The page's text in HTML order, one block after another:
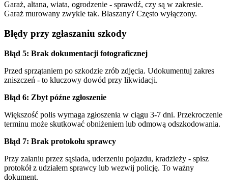
Garaż, altana, wiata, ogrodzenie - sprawdź, czy są w zakresie.
Garaż murowany zwykle tak. Blaszany? Często wyłączony.
Błędy przy zgłaszaniu szkody
Błąd 5: Brak dokumentacji fotograficznej
Przed sprzątaniem po szkodzie zrób zdjęcia. Udokumentuj zakres
zniszczeń - to kluczowy dowód przy likwidacji.
Błąd 6: Zbyt późne zgłoszenie
Większość polis wymaga zgłoszenia w ciągu 3-7 dni. Przekroczenie
terminu może skutkować obniżeniem lub odmową odszkodowania.
Błąd 7: Brak protokołu sprawcy
Przy zalaniu przez sąsiada, uderzeniu pojazdu, kradzieży - spisz
protokół z udziałem sprawcy lub wezwij policję. To ważny
dokument.